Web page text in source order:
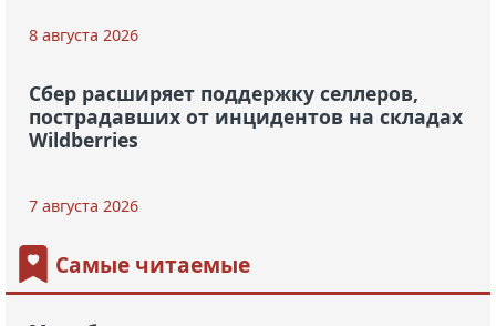
8 августа 2026
Сбер расширяет поддержку селлеров,
пострадавших от инцидентов на складах
Wildberries
7 августа 2026
Самые читаемые